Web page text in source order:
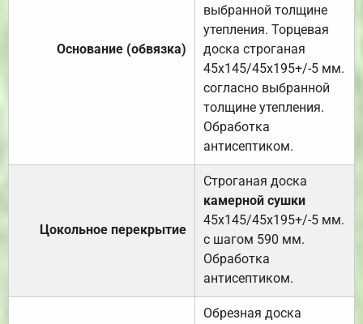
Основание (обвязка)
выбранной толщине
утепления. Торцевая
доска строганая
45х145/45х195+/-5 мм.
согласно выбранной
толщине утепления.
Обработка
антисептиком.
Цокольное перекрытие
Строганая доска
камерной сушки
45х145/45х195+/-5 мм.
с шагом 590 мм.
Обработка
антисептиком.
Обрезная доска